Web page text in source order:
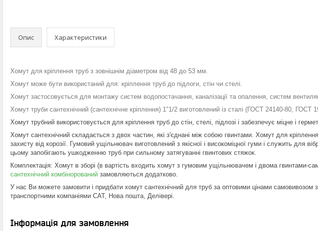
Опис Характеристики
Хомут для кріплення труб з зовнішнім діаметром від 48 до 53 мм.
Хомут може бути використаний для: кріплення труб до підлоги, стін чи стелі.
Хомут застосовується для монтажу систем водопостачання, каналізації та опалення, систем
Хомут труби сантехнічний (сантехнічне кріплення) 1"1/2 виготовлений із сталі (ГОСТ 24140-80, ГОСТ
Хомут трубний використовується для кріплення труб до стін, стелі, підлозі і забезпечує міцне і
Хомут сантехнічний складається з двох частин, які з'єднані між собою гвинтами. Хомут для
захисту від корозії. Гумовий ущільнювач виготовлений з якісної і високоміцної гуми і служить для
цьому запобігають ушкодженню труб при сильному затягуванні гвинтових стяжок.
Комплектація: Хомут в зборі (в вартість входить хомут з гумовим ущільнювачем і двома гвинтами-
сантехнічний комбінорований замовляються додатково.
У нас Ви можете замовити і придбати хомут сантехнічний для труб за оптовими цінами самовивозом
транспортними компаніями САТ, Нова пошта, Делівері.
Інформація для замовлення